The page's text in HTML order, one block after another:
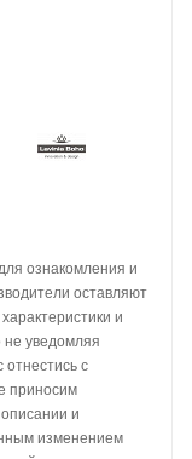
ознакомления и
оставляют
и
не уведомляя
с
приносим
и
изменением